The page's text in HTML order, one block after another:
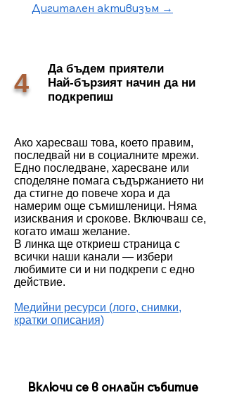
Дигитален активизъм →
4
Да бъдем приятели
Най-бързият начин да ни
подкрепиш
Ако харесваш това, което правим,
последвай ни в социалните мрежи.
Едно последване, харесване или
споделяне помага съдържанието ни
да стигне до повече хора и да
намерим още съмишленици. Няма
изисквания и срокове. Включваш се,
когато имаш желание.
В линка ще откриеш страница с
всички наши канали — избери
любимите си и ни подкрепи с едно
действие.
Медийни ресурси (лого, снимки,
кратки описания)
Включи се в онлайн събитие